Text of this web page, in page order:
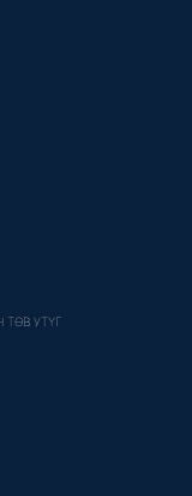
УТҮГ